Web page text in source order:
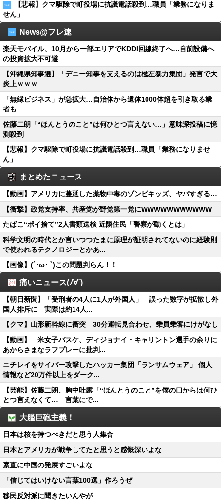
【悲報】クマ駆除で町役場に抗議電話殺到…職員「業務になりま
せん」
News@フレ速
楽天モバイル、10月から一部エリアでKDDI回線終了へ…自前設備へ
の投資拡大不可避
【沖縄県知事選】「デニー知事を支えるのは極左暴力集団」発言で大
炎上ｗｗｗ
「無縁ビジネス」が急拡大…自治体から遺体1000体超を引き取る業
者も
佐藤二朗「“ほんとうのこと”は何ひとつ言えない…」意味深投稿に憶
測殺到
【悲報】クマ駆除で町役場に抗議電話殺到…職員「業務になりませ
ん」
まとめたニュース
【動画】アメリカに蔓延した薬物中毒のゾンビキッズ、ヤバすぎる…
【衝撃】政党支持率、共産党が野党第一党にWWWWWWWWWWW
たばこ“ポイ捨て”2人書類送検 近隣住民「警察が動くとは」
科学文明の時代とか言いつつたまに原理が証明されてないのに経験則
で使われるテクノロジーとかあ...
【画像】(´･ω･ `)この問題判らん！！
痛いニュース(ﾉ∀`)
【朝日新聞】「受刑者の4人に1人が外国人」 誤った数字が拡散し外
国人排斥に 実際は約14人...
【クマ】山形新幹線に衝突 30分運転見合わせ、乗員乗客にけがなし
【動画】 米女子バスケ、ディジョナイ・キャリントン選手の余りに
あからさまなラフプレーに批判...
ニチレイをサイバー攻撃したハッカー集団「ランサムウェア」 個人
情報など20万件以上をダーク...
【芸能】佐藤二朗、胸中吐露「“ほんとうのこと”を僕の口からは何ひ
とつ言えなくて… 言葉にで...
大艦巨砲主義！
日本は核を持つべきだと思う人集合
日本とアメリカが戦争してたと思うと感慨深いよな
素直に中国の発展すごいよな
「信じてはいけない言葉100選」作ろうぜ
移民反対派に聞きたいんやが